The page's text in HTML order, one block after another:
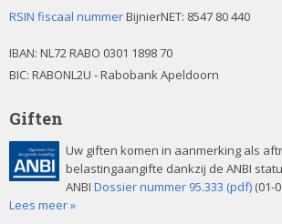
RSIN fiscaal nummerBijnierNET: 8547 80 440
IBAN: NL72 RABO 0301 1898 70
BIC: RABONL2U - Rabobank Apeldoorn
Giften
Uw giften komen in aanmerking als
belastingaangifte dankzij de ANBI
ANBI Dossier nummer 95.333 (pdf) (01-
Lees meer »